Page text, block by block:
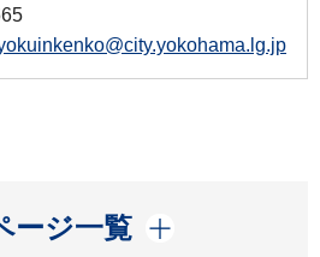
ージ一覧
開く